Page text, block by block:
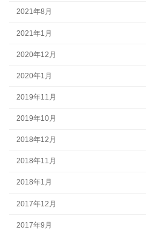
2021年8月
2021年1月
2020年12月
2020年1月
2019年11月
2019年10月
2018年12月
2018年11月
2018年1月
2017年12月
2017年9月